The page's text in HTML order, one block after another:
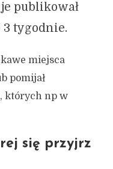
publikował
3 tygodnie.
miejsca
pomijał
których np w
się przyjrz